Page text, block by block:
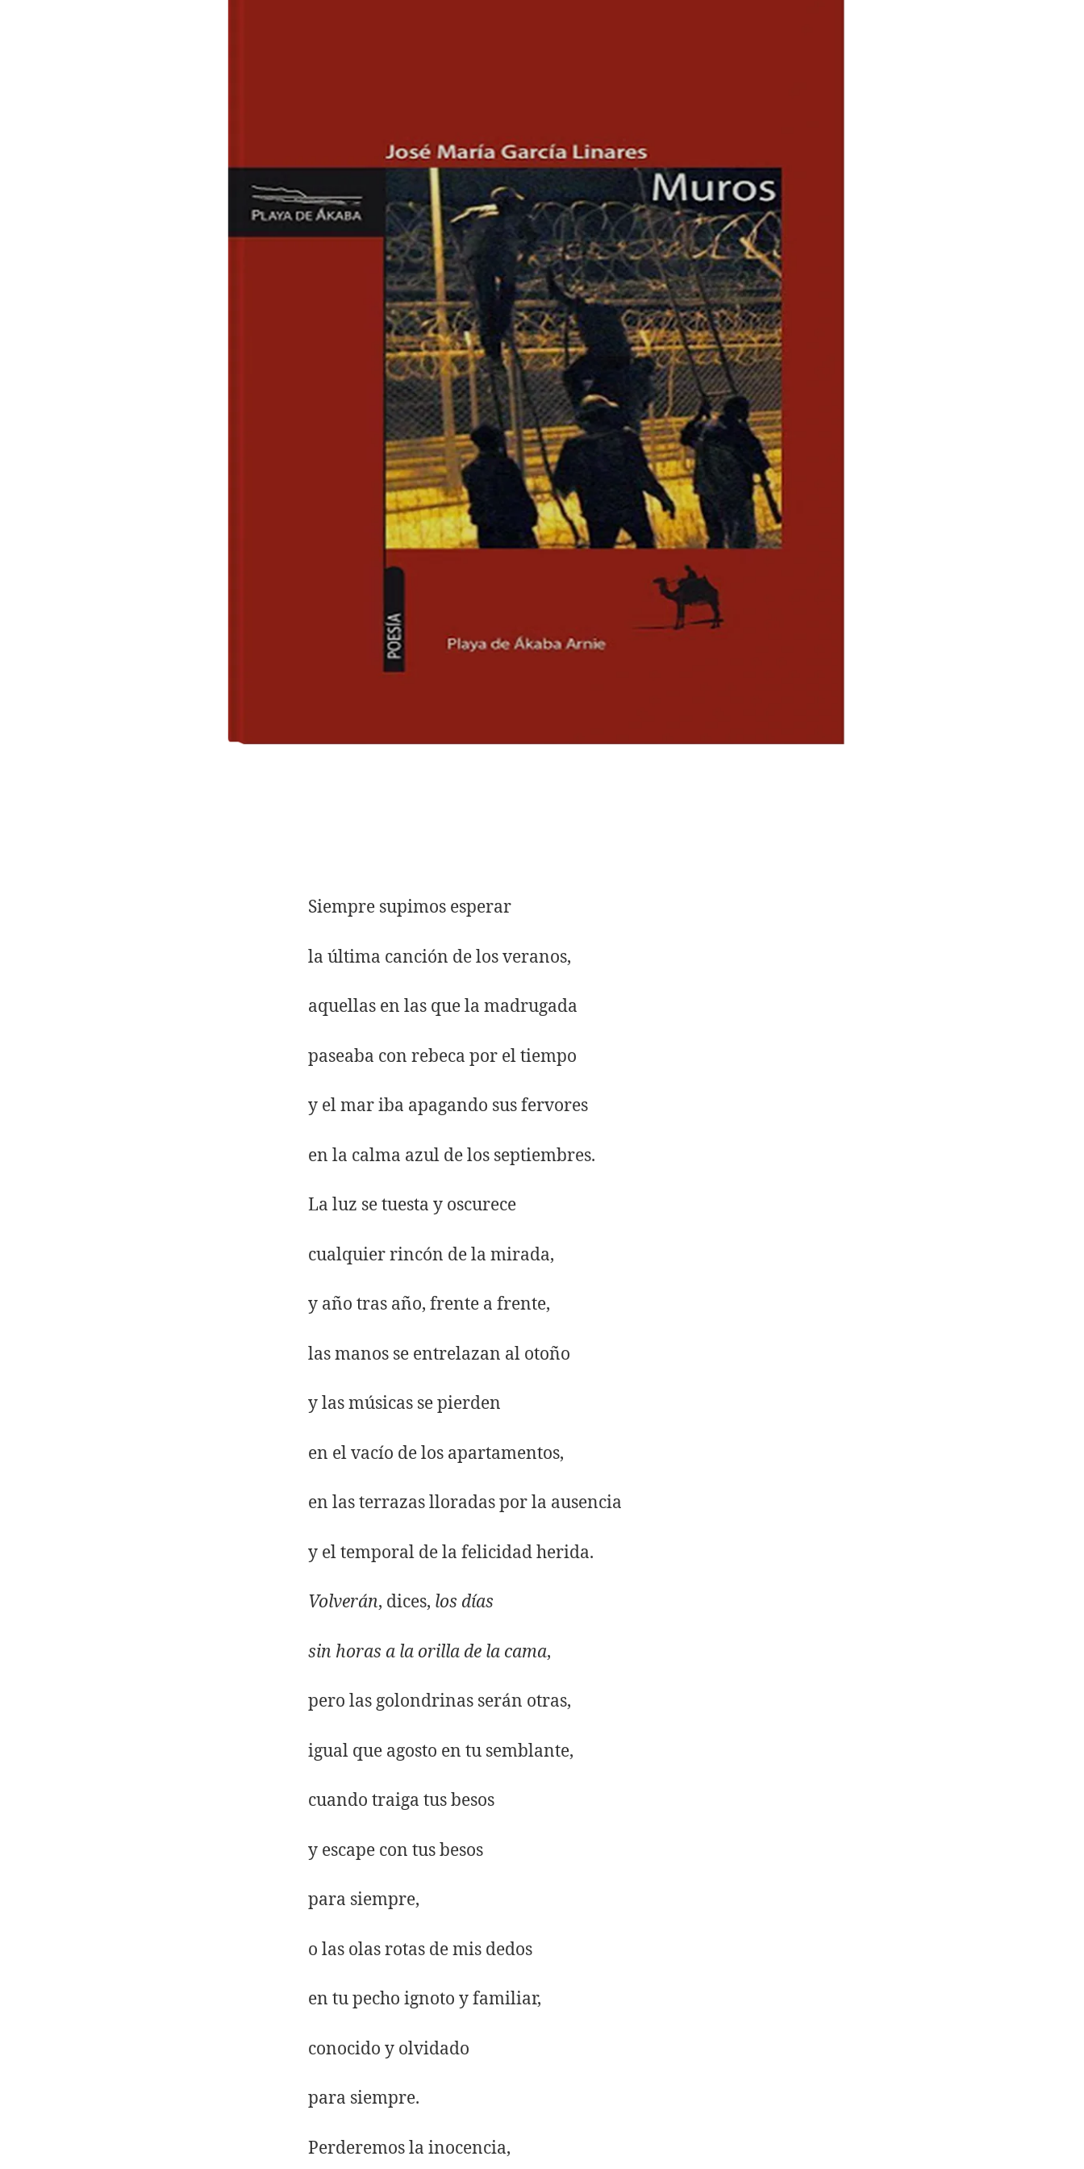
Siempre supimos esperar
la última canción de los veranos,
aquellas en las que la madrugada
paseaba con rebeca por el tiempo
y el mar iba apagando sus fervores
en la calma azul de los septiembres.
La luz se tuesta y oscurece
cualquier rincón de la mirada,
y año tras año, frente a frente,
las manos se entrelazan al otoño
y las músicas se pierden
en el vacío de los apartamentos,
en las terrazas lloradas por la ausencia
y el temporal de la felicidad herida.
Volverán, dices, los días
sin horas a la orilla de la cama,
pero las golondrinas serán otras,
igual que agosto en tu semblante,
cuando traiga tus besos
y escape con tus besos
para siempre,
o las olas rotas de mis dedos
en tu pecho ignoto y familiar,
conocido y olvidado
para siempre.
Perderemos la inocencia,